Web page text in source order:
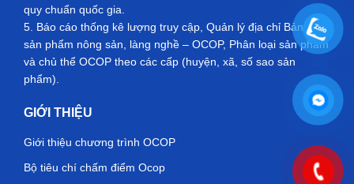
quy chuẩn quốc gia.
5. Báo cáo thống kê lượng truy cập, Quản lý địa chỉ Bản đồ
sản phẩm nông sản, làng nghề – OCOP, Phân loại sản phẩm
và chủ thể OCOP theo các cấp (huyện, xã, số sao sản
phẩm).
GIỚI THIỆU
Giới thiệu chương trình OCOP
Bộ tiêu chí chấm điểm Ocop